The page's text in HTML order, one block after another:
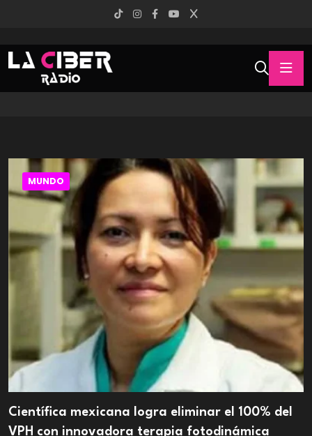
MUNDO
Científica mexicana logra eliminar el 100% del
VPH con innovadora terapia fotodinámica